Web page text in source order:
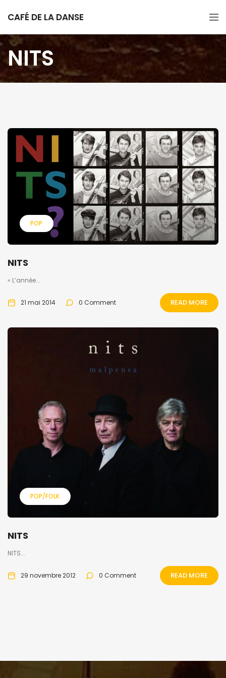
CAFÉ DE LA DANSE
NITS
POP
NITS
« L’année...
21 mai 2014 0 Comment READ MORE
POP/FOLK
NITS
NITS...
29 novembre 2012 0 Comment READ MORE